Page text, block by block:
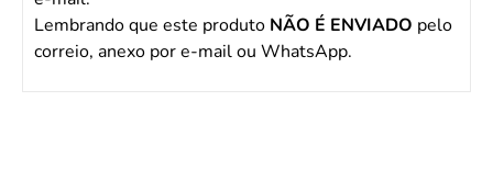
Lembrando que este produto NÃO É ENVIADO pelo
correio, anexo por e-mail ou WhatsApp.